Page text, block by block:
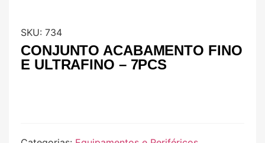
SKU: 734
CONJUNTO ACABAMENTO FINO
E ULTRAFINO – 7PCS